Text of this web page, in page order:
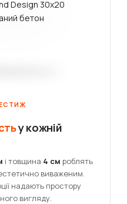
у кожній
і товщина 4 см роблять
виваженим.
надають простору
вигляду.